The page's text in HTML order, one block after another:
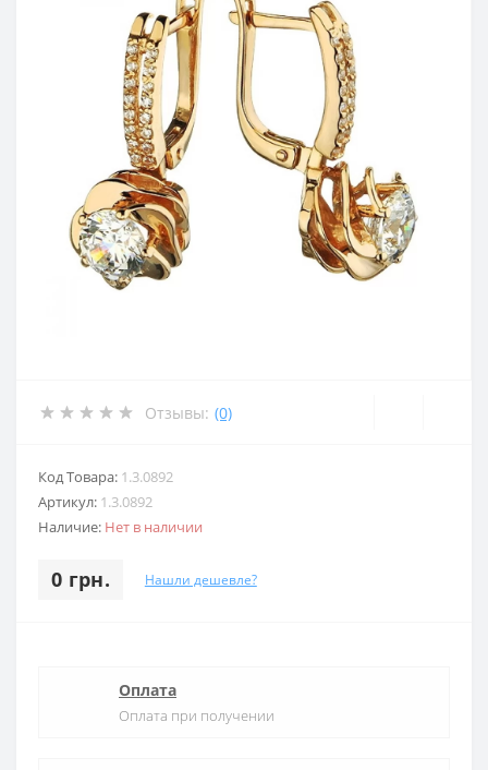
Отзывы: (0)
Код Товара: 1.3.0892
Артикул: 1.3.0892
Наличие: Нет в наличии
0 грн. Нашли дешевле?
Оплата
Оплата при получении